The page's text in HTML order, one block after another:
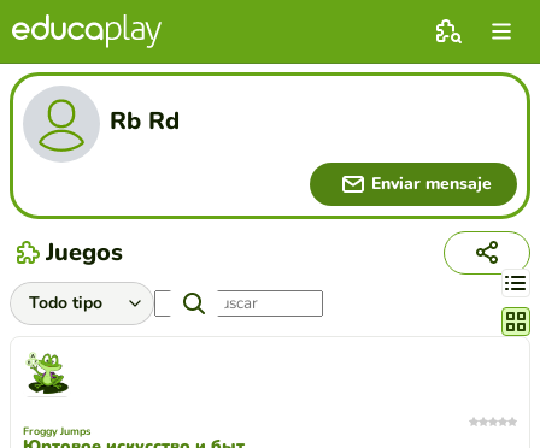
Rb Rd
Enviar mensaje
Juegos
Froggy Jumps